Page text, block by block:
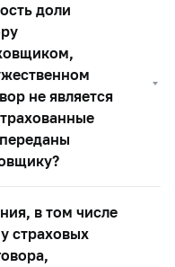
доли
не является
в том числе
страховых